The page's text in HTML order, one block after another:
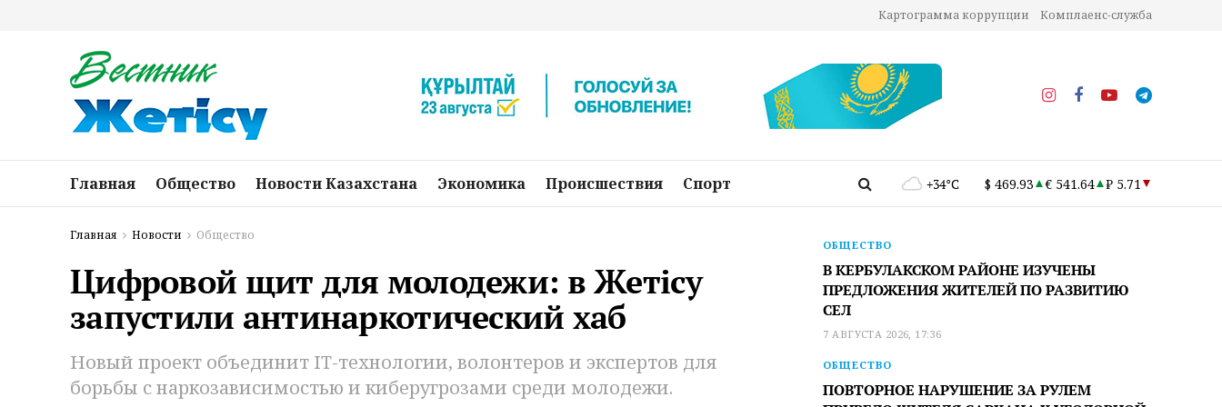
Картограмма коррупции Комплаенс-служба
Главная Общество Новости Казахстана Экономика Происшествия Спорт +34°C $ 469.93 € 541.64 ₽ 5.71
Главная Новости Общество
Цифровой щит для молодежи: в Жетісу
запустили антинаркотический хаб
Новый проект объединит IT-технологии, волонтеров и экспертов для
борьбы с наркозависимостью и киберугрозами среди молодежи.
ОБЩЕСТВО
В КЕРБУЛАКСКОМ РАЙОНЕ ИЗУЧЕНЫ
ПРЕДЛОЖЕНИЯ ЖИТЕЛЕЙ ПО РАЗВИТИЮ
СЕЛ
7 АВГУСТА 2026, 17:36
ОБЩЕСТВО
ПОВТОРНОЕ НАРУШЕНИЕ ЗА РУЛЕМ